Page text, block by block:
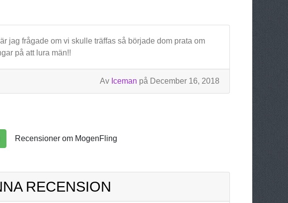
jag frågade om vi skulle träffas så började dom prata om
på att lura män!!
Av Iceman på December 16, 2018
Recensioner om MogenFling
RECENSION